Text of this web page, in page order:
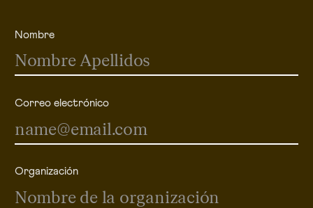
Nombre
Correo electrónico
Organización